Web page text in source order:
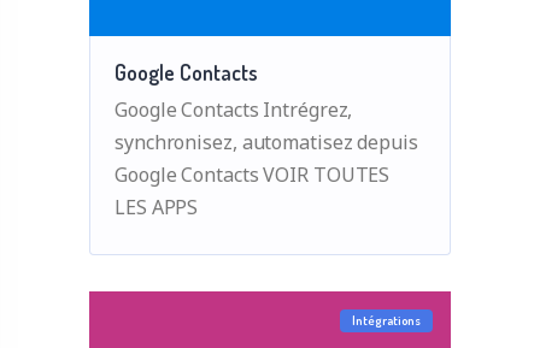
Google Contacts
Google Contacts Intrégrez,
synchronisez, automatisez depuis
Google Contacts VOIR TOUTES
LES APPS
Intégrations